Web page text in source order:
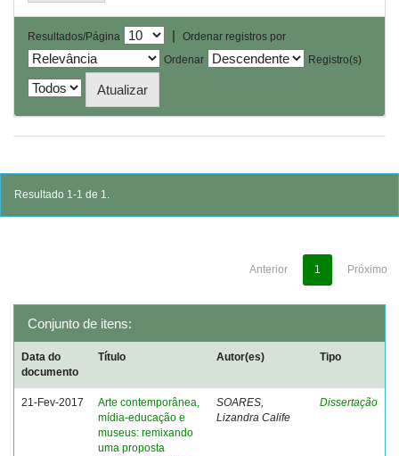
Resultados/Página |
Ordenar registros por
Ordenar
Registro(s)
Resultado 1-1 de 1.
Anterior 1 Próximo
Conjunto de itens:
Data do
documento
Título Autor(es) Tipo
21-Fev-2017
Arte contemporânea,
mídia-educação e
museus: remixando
uma proposta
SOARES,
Lizandra Calife
Dissertação